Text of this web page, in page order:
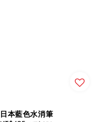
日本藍色水消筆